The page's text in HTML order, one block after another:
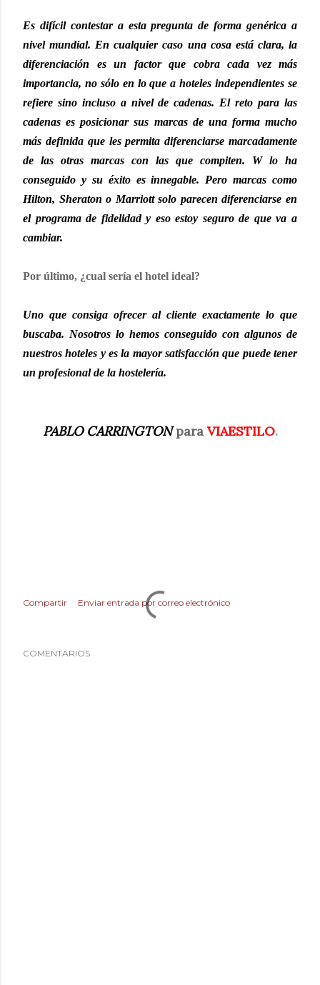
Es difícil contestar a esta pregunta de forma genérica a
nivel mundial. En cualquier caso una cosa está clara, la
diferenciación es un factor que cobra cada vez más
importancia, no sólo en lo que a hoteles independientes se
refiere sino incluso a nivel de cadenas. El reto para las
cadenas es posicionar sus marcas de una forma mucho
más definida que les permita diferenciarse marcadamente
de las otras marcas con las que compiten. W lo ha
conseguido y su éxito es innegable. Pero marcas como
Hilton, Sheraton o Marriott solo parecen diferenciarse en
el programa de fidelidad y eso estoy seguro de que va a
cambiar.
Por último, ¿cual sería el hotel ideal?
Uno que consiga ofrecer al cliente exactamente lo que
buscaba. Nosotros lo hemos conseguido con algunos de
nuestros hoteles y es la mayor satisfacción que puede tener
un profesional de la hostelería.
PABLO CARRINGTON para VIAESTILO.
Compartir Enviar entrada por correo electrónico
COMENTARIOS